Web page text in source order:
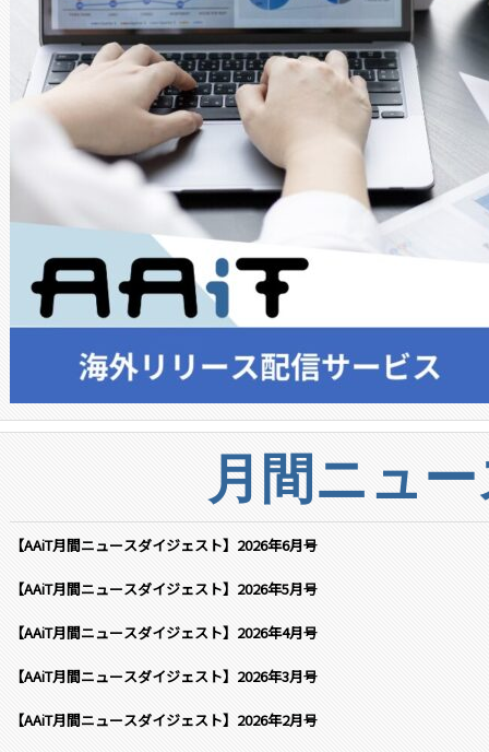
月間ニュ
【AAiT月間ニュースダイジェスト】2026年6月号
【AAiT月間ニュースダイジェスト】2026年5月号
【AAiT月間ニュースダイジェスト】2026年4月号
【AAiT月間ニュースダイジェスト】2026年3月号
【AAiT月間ニュースダイジェスト】2026年2月号